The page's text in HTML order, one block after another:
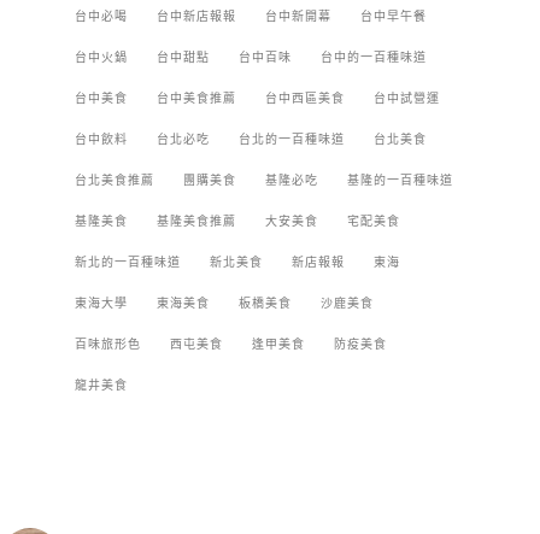
台中必喝 台中新店報報 台中新開幕 台中早午餐
台中火鍋 台中甜點 台中百味 台中的一百種味道
台中美食 台中美食推薦 台中西區美食 台中試營運
台中飲料 台北必吃 台北的一百種味道 台北美食
台北美食推薦 團購美食 基隆必吃 基隆的一百種味道
基隆美食 基隆美食推薦 大安美食 宅配美食
新北的一百種味道 新北美食 新店報報 東海
東海大學 東海美食 板橋美食 沙鹿美食
百味旅形色 西屯美食 逢甲美食 防疫美食
龍井美食